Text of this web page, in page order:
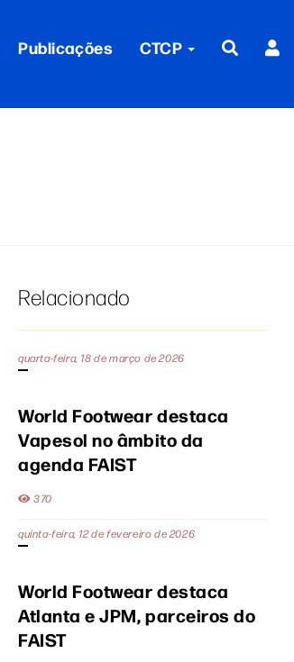
Publicações CTCP
Relacionado
quarta-feira, 18 de março de 2026
World Footwear destaca
Vapesol no âmbito da
agenda FAIST
370
quinta-feira, 12 de fevereiro de 2026
World Footwear destaca
Atlanta e JPM, parceiros do
FAIST